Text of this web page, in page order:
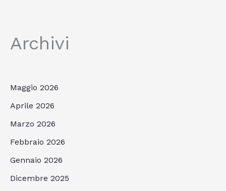
Archivi
Maggio 2026
Aprile 2026
Marzo 2026
Febbraio 2026
Gennaio 2026
Dicembre 2025